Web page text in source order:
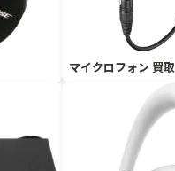
マイクロフォン 買取